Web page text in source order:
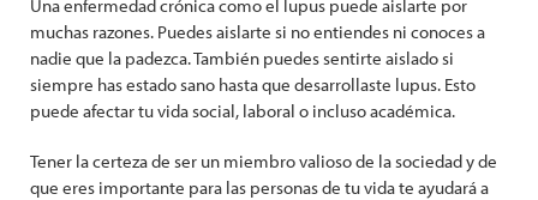
Una enfermedad crónica como el lupus puede aislarte por
muchas razones. Puedes aislarte si no entiendes ni conoces a
nadie que la padezca. También puedes sentirte aislado si
siempre has estado sano hasta que desarrollaste lupus. Esto
puede afectar tu vida social, laboral o incluso académica.
Tener la certeza de ser un miembro valioso de la sociedad y de
que eres importante para las personas de tu vida te ayudará a